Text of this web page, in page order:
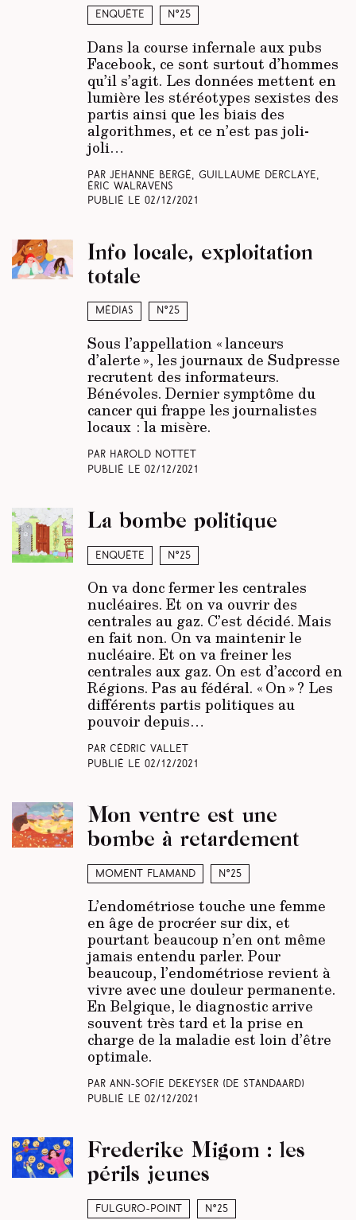
Enquête N°25
Dans la course infernale aux pubs
Facebook, ce sont surtout d’hommes
qu’il s’agit. Les données mettent en
lumière les stéréotypes sexistes des
partis ainsi que les biais des
algorithmes, et ce n’est pas joli-
joli…
Par Jehanne Bergé, Guillaume Derclaye,
Éric Walravens
Publié le 02/12/2021
Médias N°25
Info locale, exploitation
totale
Sous l’appellation « lanceurs
d’alerte », les journaux de Sudpresse
recrutent des informateurs.
Bénévoles. Dernier symptôme du
cancer qui frappe les journalistes
locaux : la misère.
Par Harold Nottet
Publié le 02/12/2021
Enquête N°25
La bombe politique
On va donc fermer les centrales
nucléaires. Et on va ouvrir des
centrales au gaz. C’est décidé. Mais
en fait non. On va maintenir le
nucléaire. Et on va freiner les
centrales aux gaz. On est d’accord en
Régions. Pas au fédéral. « On » ? Les
différents partis politiques au
pouvoir depuis…
Par Cédric Vallet
Publié le 02/12/2021
Moment Flamand N°25
Mon ventre est une
bombe à retardement
L’endométriose touche une femme
en âge de procréer sur dix, et
pourtant beaucoup n’en ont même
jamais entendu parler. Pour
beaucoup, l’endométriose revient à
vivre avec une douleur permanente.
En Belgique, le diagnostic arrive
souvent très tard et la prise en
charge de la maladie est loin d’être
optimale.
Par Ann-Sofie Dekeyser ( De Standaard)
Publié le 02/12/2021
Fulguro-Point N°25
Frederike Migom : les
périls jeunes